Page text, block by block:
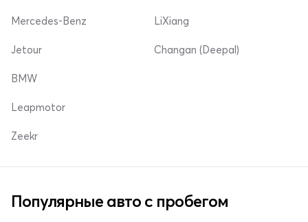
Mercedes-Benz
Jetour
LiXiang
Changan (Deepal)
BMW
Leapmotor
Zeekr
Популярные авто с пробегом